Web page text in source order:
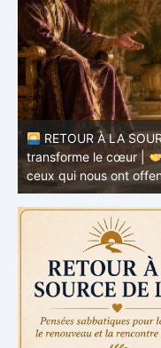
RETOUR À LA
transforme le cœur |